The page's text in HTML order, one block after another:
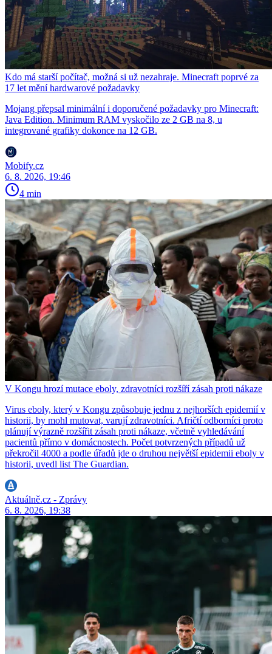
Kdo má starší počítač, možná si už nezahraje. Minecraft poprvé za
17 let mění hardwarové požadavky
Mojang přepsal minimální i doporučené požadavky pro Minecraft:
Java Edition. Minimum RAM vyskočilo ze 2 GB na 8, u
integrované grafiky dokonce na 12 GB.
Mobify.cz
6. 8. 2026, 19:46
4 min
V Kongu hrozí mutace eboly, zdravotníci rozšíří zásah proti nákaze
Virus eboly, který v Kongu způsobuje jednu z nejhorších epidemií v
historii, by mohl mutovat, varují zdravotníci. Afričtí odborníci proto
plánují výrazně rozšířit zásah proti nákaze, včetně vyhledávání
pacientů přímo v domácnostech. Počet potvrzených případů už
překročil 4000 a podle úřadů jde o druhou největší epidemii eboly v
historii, uvedl list The Guardian.
Aktuálně.cz - Zprávy
6. 8. 2026, 19:38